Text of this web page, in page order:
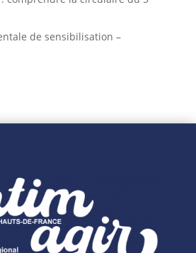
de sensibilisation –